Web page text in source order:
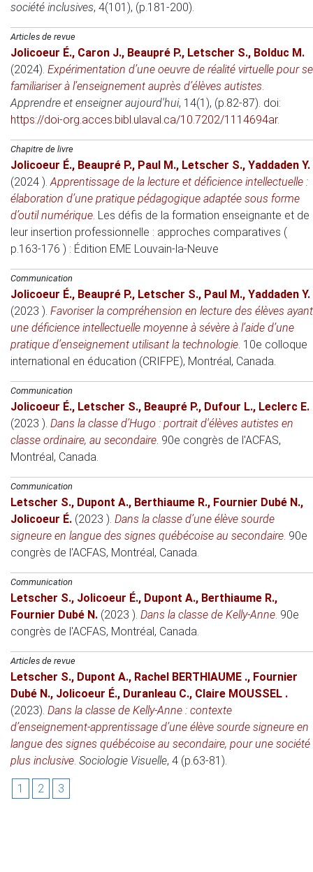
société inclusives, 4(101), (p.181-200).
Articles de revue
Jolicoeur É., Caron J., Beaupré P., Letscher S., Bolduc M.
(2024). Expérimentation d’une oeuvre de réalité virtuelle pour se
familiariser à l’enseignement auprès d’élèves autistes.
Apprendre et enseigner aujourd'hui, 14(1), (p.82-87). doi:
https://doi-org.acces.bibl.ulaval.ca/10.7202/1114694ar.
Chapitre de livre
Jolicoeur É., Beaupré P., Paul M., Letscher S., Yaddaden Y.
(2024 ).Apprentissage de la lecture et déficience intellectuelle :
élaboration d’une pratique pédagogique adaptée sous forme
d’outil numérique. Les défis de la formation enseignante et de
leur insertion professionnelle : approches comparatives (
p.163-176 ) : Édition EME Louvain-la-Neuve
Communication
Jolicoeur É., Beaupré P., Letscher S., Paul M., Yaddaden Y.
(2023 ). Favoriser la compréhension en lecture des élèves ayant
une déficience intellectuelle moyenne à sévère à l’aide d’une
pratique d’enseignement utilisant la technologie. 10e colloque
international en éducation (CRIFPE), Montréal, Canada.
Communication
Jolicoeur É., Letscher S., Beaupré P., Dufour L., Leclerc E.
(2023 ). Dans la classe d’Hugo : portrait d'élèves autistes en
classe ordinaire, au secondaire. 90e congrès de l'ACFAS,
Montréal, Canada.
Communication
Letscher S., Dupont A., Berthiaume R., Fournier Dubé N.,
Jolicoeur É. (2023 ). Dans la classe d’une élève sourde
signeure en langue des signes québécoise au secondaire. 90e
congrès de l'ACFAS, Montréal, Canada.
Communication
Letscher S., Jolicoeur É., Dupont A., Berthiaume R.,
Fournier Dubé N. (2023 ). Dans la classe de Kelly-Anne. 90e
congrès de l'ACFAS, Montréal, Canada.
Articles de revue
Letscher S., Dupont A., Rachel BERTHIAUME ., Fournier
Dubé N., Jolicoeur É., Duranleau C., Claire MOUSSEL .
(2023). Dans la classe de Kelly-Anne : contexte
d’enseignement-apprentissage d’une élève sourde signeure en
langue des signes québécoise au secondaire, pour une société
plus inclusive. Sociologie Visuelle, 4 (p.63-81).
1 2 3